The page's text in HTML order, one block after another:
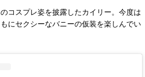
コスプレ姿を披露したカイリー。今度は
にセクシーなバニーの仮装を楽しんでい